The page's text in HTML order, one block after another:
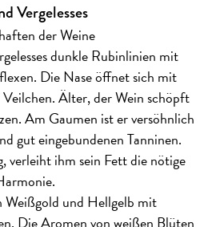
Vergelesses
der Weine
dunkle Rubinlinien mit
Die Nase öffnet sich mit
Älter, der Wein schöpft
Am Gaumen ist er versöhnlich
gut eingebundenen Tanninen.
verleiht ihm sein Fett die nötige
Weißgold und Hellgelb mit